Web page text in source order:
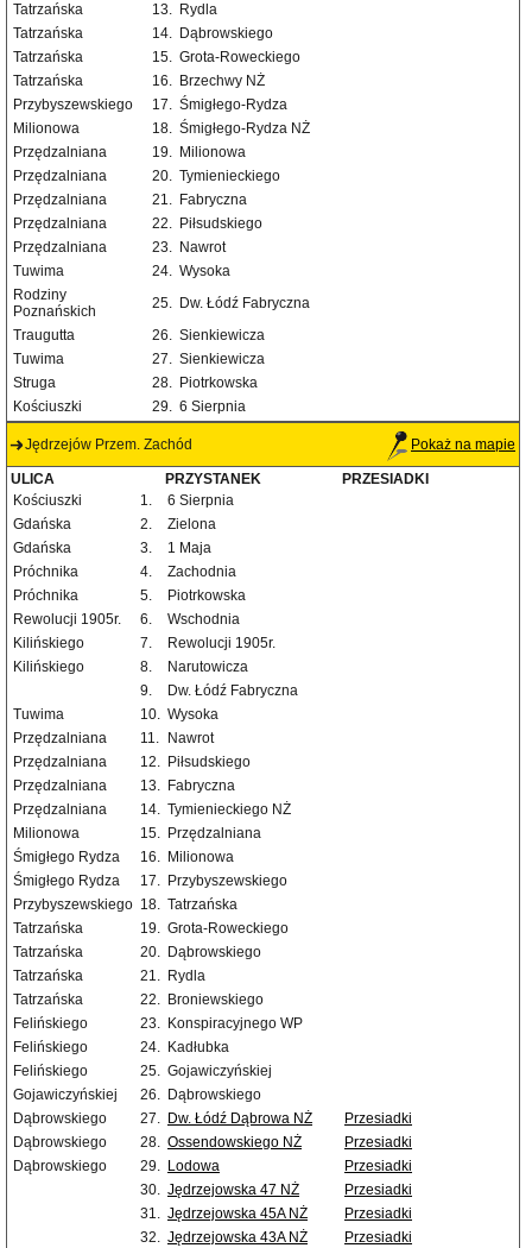
Tatrzańska
13. Rydla
Tatrzańska
14. Dąbrowskiego
Tatrzańska
15. Grota-Roweckiego
Tatrzańska
16. Brzechwy NŻ
Przybyszewskiego
17. Śmigłego-Rydza
Milionowa
18. Śmigłego-Rydza NŻ
Przędzalniana
19. Milionowa
Przędzalniana
20. Tymienieckiego
Przędzalniana
21. Fabryczna
Przędzalniana
22. Piłsudskiego
Przędzalniana
23. Nawrot
Tuwima
24. Wysoka
Rodziny
Poznańskich
25. Dw. Łódź Fabryczna
Traugutta
26. Sienkiewicza
Tuwima
27. Sienkiewicza
Struga
28. Piotrkowska
Kościuszki
29. 6 Sierpnia
Jędrzejów Przem. Zachód Pokaż na mapie
ULICA PRZYSTANEK
PRZESIADKI
Kościuszki
1.
6 Sierpnia
Gdańska
2.
Zielona
Gdańska
3.
1 Maja
Próchnika
4.
Zachodnia
Próchnika
5.
Piotrkowska
Rewolucji 1905r.
6.
Wschodnia
Kilińskiego
7.
Rewolucji 1905r.
Kilińskiego
8.
Narutowicza
9.
Dw. Łódź Fabryczna
Tuwima
10. Wysoka
Przędzalniana
11.
Nawrot
Przędzalniana
12. Piłsudskiego
Przędzalniana
13. Fabryczna
Przędzalniana
14. Tymienieckiego NŻ
Milionowa
15. Przędzalniana
Śmigłego Rydza
16. Milionowa
Śmigłego Rydza
17. Przybyszewskiego
Przybyszewskiego 18. Tatrzańska
Tatrzańska
19. Grota-Roweckiego
Tatrzańska
20. Dąbrowskiego
Tatrzańska
21. Rydla
Tatrzańska
22. Broniewskiego
Felińskiego
23. Konspiracyjnego WP
Felińskiego
24. Kadłubka
Felińskiego
25. Gojawiczyńskiej
Gojawiczyńskiej
26. Dąbrowskiego
Dąbrowskiego
27. Dw. Łódź Dąbrowa NŻ
Przesiadki
Dąbrowskiego
28. Ossendowskiego NŻ
Przesiadki
Dąbrowskiego
29. Lodowa
Przesiadki
30. Jędrzejowska 47 NŻ
Przesiadki
31. Jędrzejowska 45A NŻ
Przesiadki
32. Jędrzejowska 43A NŻ Przesiadki